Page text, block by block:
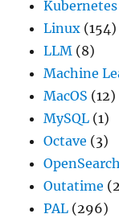
Kubernetes
Linux (154)
LLM (8)
Machine
MacOS (12)
MySQL (1)
Octave (3)
OpenSearch
Outatime
PAL (296)